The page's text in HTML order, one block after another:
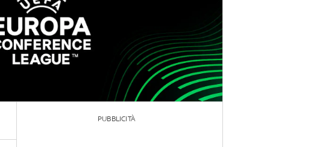
PUBBLICITÀ